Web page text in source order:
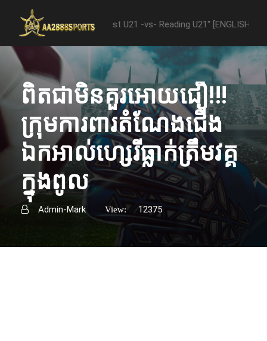
"Nottingham Forest U21 -vs- Reading U21" [ENGLISH
ពិតជាមិនគួរអោយជឿ!!!
ក្រុម​ការពារ​តំណែង​ជើង​
ឯក​​អាល់ហ្សេរី​ធ្លាក់​ត្រឹម​វគ្គ​
ក្នុង​ពូល
Admin-Mark View: 12375